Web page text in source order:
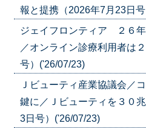
報と提携（2026年7月23日
ジェイフロンティア ２６
／オンライン診療利用者は
号）('26/07/23)
Ｊビューティ産業協議会／
鍵に／Ｊビューティを３０
3日号）('26/07/23)